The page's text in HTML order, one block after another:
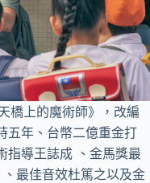
橋上的魔術師》，改編
五年、台幣二億重金打
指導王誌成 、金馬獎最
最佳音效杜篤之以及金